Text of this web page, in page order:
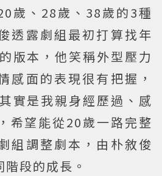
歲、28歲、38歲的3種
透露劇組最初打算找年
版本，他笑稱外型壓力
感面的表現很有把握，
實是我親身經歷過、感
希望能從20歲一路完整
組調整劇本，由朴敘俊
段的成長。